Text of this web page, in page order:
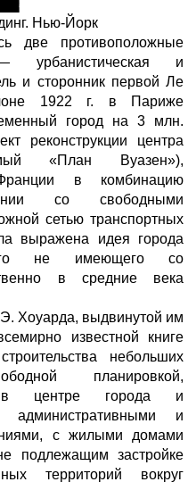
Нью-Йорк
две противоположные
урбанистическая и
и сторонник первой Ле
1922 г. в Париже
город на 3 млн.
реконструкции центра
«План Вуазен»),
в комбинацию
со свободными
сетью транспортных
выражена идея города
не имеющего со
в средние века
Хоуарда, выдвинутой им
известной книге
небольших
планировкой,
в центре города и
и
с жилыми домами
подлежащим застройке
территорий вокруг